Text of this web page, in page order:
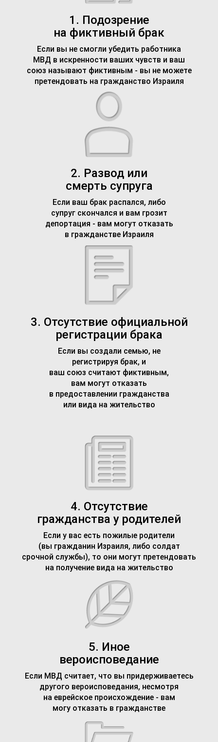
1. Подозрение
на фиктивный брак
Если вы не смогли убедить работника
МВД в искренности ваших чувств и ваш
союз называют фиктивным - вы не можете
претендовать на гражданство Израиля
2. Развод или
смерть супруга
Если ваш брак распался, либо
супруг скончался и вам грозит
депортация - вам могут отказать
в гражданстве Израиля
3. Отсутствие официальной
регистрации брака
Если вы создали семью, не
регистрируя брак, и
ваш союз считают фиктивным,
вам могут отказать
в предоставлении гражданства
или вида на жительство
4. Отсутствие
гражданства у родителей
Если у вас есть пожилые родители
(вы гражданин Израиля, либо солдат
срочной службы), то они могут претендовать
на получение вида на жительство
5. Иное
вероисповедание
Если МВД считает, что вы придерживаетесь
другого вероисповедания, несмотря
на еврейское происхождение - вам
могу отказать в гражданстве